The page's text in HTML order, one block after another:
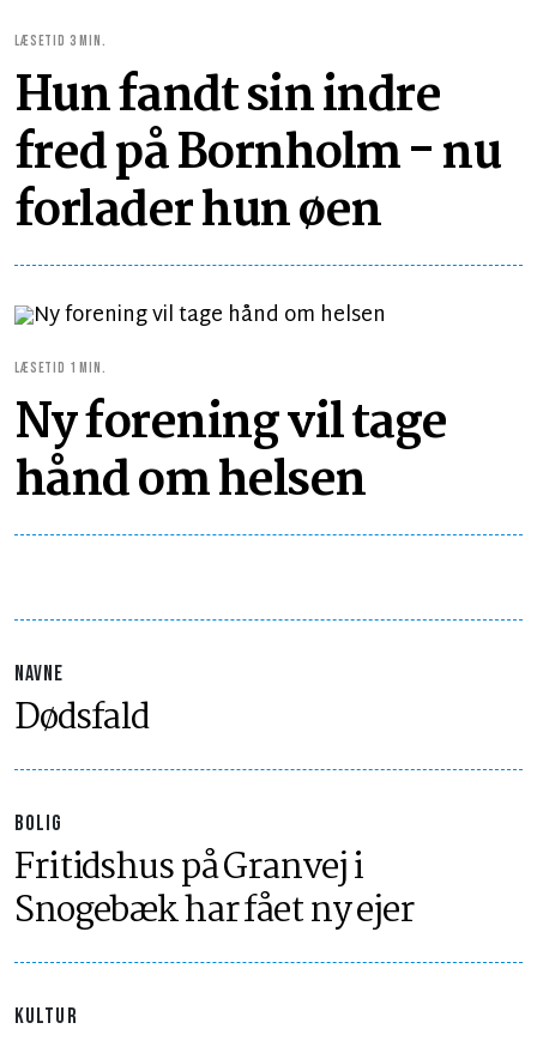
LÆSETID 3 MIN.
Hun fandt sin indre
fred på Bornholm - nu
forlader hun øen
LÆSETID 1 MIN.
Ny forening vil tage
hånd om helsen
NAVNE
Dødsfald
BOLIG
Fritidshus på Granvej i
Snogebæk har fået ny ejer
KULTUR